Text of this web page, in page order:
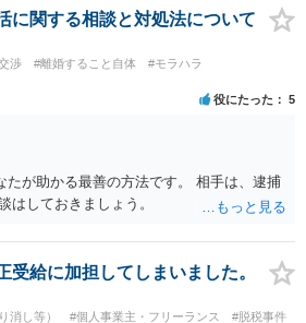
に関する相談と対処法について
渉 #離婚すること自体
#モラハラ
役にたった 5
たが助かる最善の方法です。 相手は、逮捕
はしておきましょう。
受給に加担してしまいました。
消し等） #個人事業主・フリーランス #脱税事件